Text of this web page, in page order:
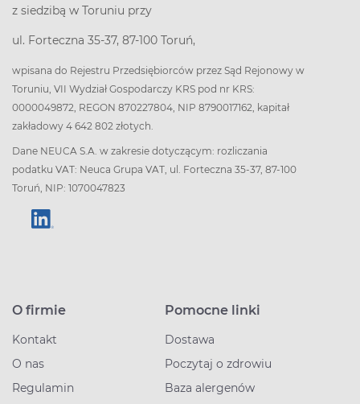
z siedzibą w Toruniu przy
ul. Forteczna 35-37, 87-100 Toruń,
wpisana do Rejestru Przedsiębiorców przez Sąd Rejonowy w
Toruniu, VII Wydział Gospodarczy KRS pod nr KRS:
0000049872, REGON 870227804, NIP 8790017162, kapitał
zakładowy 4 642 802 złotych.
Dane NEUCA S.A. w zakresie dotyczącym: rozliczania
podatku VAT: Neuca Grupa VAT, ul. Forteczna 35-37, 87-100
Toruń, NIP: 1070047823
O firmie
Kontakt
O nas
Regulamin
Pomocne linki
Dostawa
Poczytaj o zdrowiu
Baza alergenów